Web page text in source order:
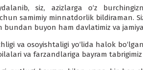
siz, azizlarga o‘z
samimiy minnatdorlik bildiraman.
bundan buyon ham davlatimiz va
va osoyishtaligi yo‘lida halok
va farzandlariga bayram